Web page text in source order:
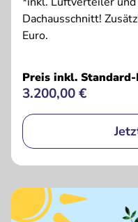
Dachausschnitt!
Euro.
Preis inkl. Standard-
3.200,00 €